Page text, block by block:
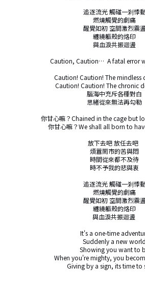
追逐流光 觸碰一剎悸
燃燒觸覺的劇痛
醒覺如初 空間激烈震
纏繞軀殼的烙印
與血淚共振迴盪
Caution, Caution…  A fatal error
Caution! Caution! The mindless
Caution! Caution! The chronic
腦海中充斥各種對白
思緒從來無法再勾勒
你甘心嘛？Chained in the cage but
你甘心嘛？We shall all born to
放下去吧 放任去吧
煩囂鬧市的苦與悶
時間從來都不及待
時不予我的悲與衷
追逐流光 觸碰一剎悸
燃燒觸覺的劇痛
醒覺如初 空間激烈震
纏繞軀殼的烙印
與血淚共振迴盪
It's a one-time
Suddenly a new world
Showing you want to
When you're mighty, you
Giving by a sign, its time to